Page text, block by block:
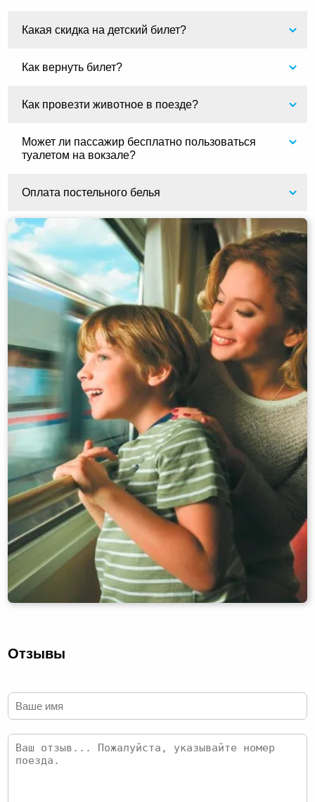
Какая скидка на детский билет?
Как вернуть билет?
Как провезти животное в поезде?
Может ли пассажир бесплатно пользоваться
туалетом на вокзале?
Оплата постельного белья
Отзывы